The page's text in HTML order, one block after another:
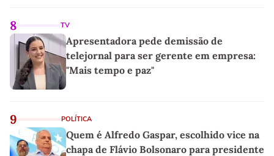
8 TV
Apresentadora pede demissão de
telejornal para ser gerente em empresa:
"Mais tempo e paz"
9 POLÍTICA
Quem é Alfredo Gaspar, escolhido vice na
chapa de Flávio Bolsonaro para presidente